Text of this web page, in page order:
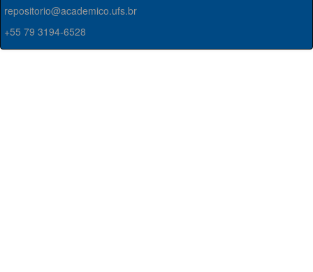
repositorio@academico.ufs.br
+55 79 3194-6528